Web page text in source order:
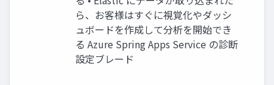
ら、お客様はすぐに視覚化やダッシ
ュボードを作成して分析を開始でき
る Azure Spring Apps Service の診断
設定ブレード